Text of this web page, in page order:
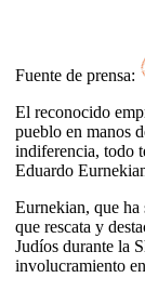
Fuente de prensa:
El reconocido
pueblo en manos
indiferencia, todo
Eduardo
Eurnekian, que
que rescata y
Judíos durante la
involucramiento